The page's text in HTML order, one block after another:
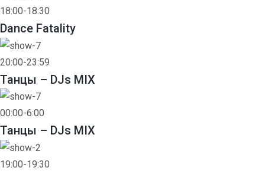
18:00-18:30
Dance Fatality
20:00-23:59
Танцы – DJs MIX
00:00-6:00
Танцы – DJs MIX
19:00-19:30